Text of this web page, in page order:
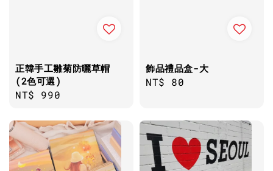
正韓手工雛菊防曬草帽
(2色可選)
Regular
NT$ 990
飾品禮品盒-大
Regular
NT$ 80